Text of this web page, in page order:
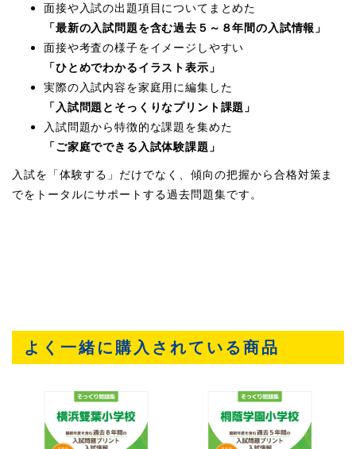
面接や入試の出題項目についてまとめた
「最新の入試問題を含む過去５～８年間の入試情報」
面接や考査の様子をイメージしやすい
「ひとめでわかるイラスト表示」
実際の入試内容を家庭用に編集した
「入試問題とそっくりなプリント課題」
入試問題から特徴的な課題を集めた
「ご家庭でできる入試体験課題」
入試を「体験する」だけでなく、傾向の把握から合格対策ま
でをトータルにサポートする過去問題集です。
よく一緒に購入されている商品